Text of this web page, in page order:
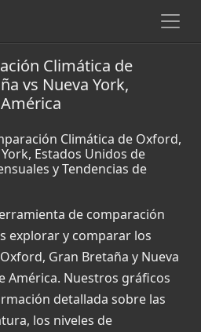
Climática de
vs Nueva York,
Climática de Oxford,
Estados Unidos de
y Tendencias de
de comparación
explorar y comparar los
Gran Bretaña y Nueva
América. Nuestros gráficos
detallada sobre las
los niveles de